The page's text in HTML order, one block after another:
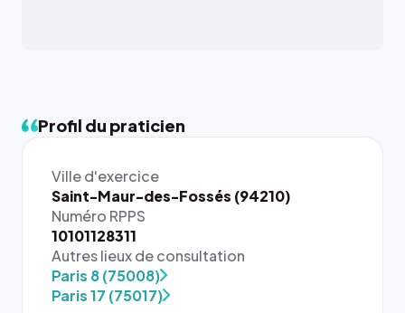
Profil du praticien
Ville d'exercice
Saint-Maur-des-Fossés (94210)
Numéro RPPS
10101128311
Autres lieux de consultation
Paris 8 (75008)
Paris 17 (75017)
{# 40×40
: la taille
rendue par
`.profile-